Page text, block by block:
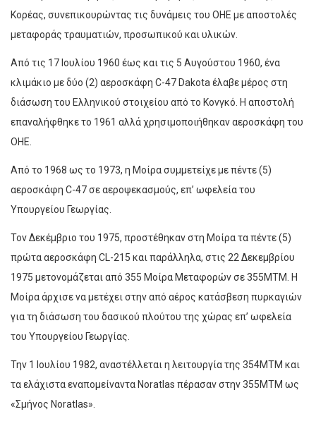
Κορέας, συνεπικουρώντας τις δυνάμεις του ΟΗΕ με αποστολές
μεταφοράς τραυματιών, προσωπικού και υλικών.
Από τις 17 Ιουλίου 1960 έως και τις 5 Αυγούστου 1960, ένα
κλιμάκιο με δύο (2) αεροσκάφη C-47 Dakota έλαβε μέρος στη
διάσωση του Ελληνικού στοιχείου από το Κονγκό. Η αποστολή
επαναλήφθηκε το 1961 αλλά χρησιμοποιήθηκαν αεροσκάφη του
ΟΗΕ.
Από το 1968 ως το 1973, η Μοίρα συμμετείχε με πέντε (5)
αεροσκάφη C-47 σε αεροψεκασμούς, επ’ ωφελεία του
Υπουργείου Γεωργίας.
Τον Δεκέμβριο του 1975, προστέθηκαν στη Μοίρα τα πέντε (5)
πρώτα αεροσκάφη CL-215 και παράλληλα, στις 22 Δεκεμβρίου
1975 μετονομάζεται από 355 Μοίρα Μεταφορών σε 355ΜΤΜ. Η
Μοίρα άρχισε να μετέχει στην από αέρος κατάσβεση πυρκαγιών
για τη διάσωση του δασικού πλούτου της χώρας επ’ ωφελεία
του Υπουργείου Γεωργίας.
Την 1 Ιουλίου 1982, αναστέλλεται η λειτουργία της 354ΜΤΜ και
τα ελάχιστα εναπομείναντα Noratlas πέρασαν στην 355ΜΤΜ ως
«Σμήνος Noratlas».